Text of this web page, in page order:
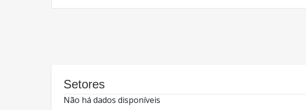
Setores
Não há dados disponíveis